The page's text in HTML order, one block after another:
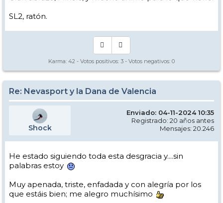
Gracias a todas las personas que han prestado ayuda de alguna
forma. Se hace real el himno de Valencia "Tots a una veu, germans
Viene una semana cargada de realidad y va a ser muy dura.
Muchos ánimos a todos los afectados y lamentar las perdidas
irreparables de seres queridos. D.E.P.
Salud/os a todos.
SL2, ratón.
Karma: 42 - Votos positivos: 3 - Votos negativos: 0
Re: Nevasport y la Dana de Valencia
Shock
Enviado: 04-11-2024 10:35
Registrado: 20 años antes
Mensajes: 20.246
He estado siguiendo toda esta desgracia y....sin
palabras estoy
Muy apenada, triste, enfadada y con alegría por los
que estáis bien; me alegro muchísimo